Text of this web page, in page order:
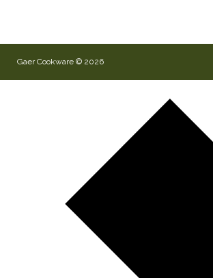
Gaer Cookware © 2026